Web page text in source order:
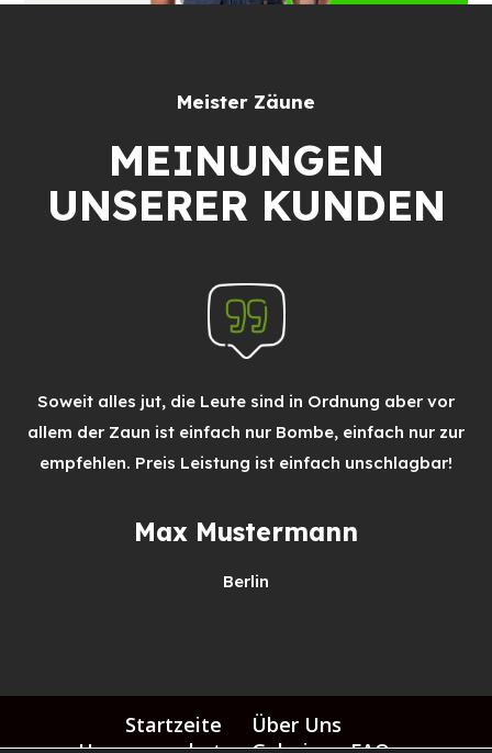
Meister Zäune
MEINUNGEN
UNSERER KUNDEN
Soweit alles jut, die Leute sind in Ordnung aber vor
allem der Zaun ist einfach nur Bombe, einfach nur zur
empfehlen. Preis Leistung ist einfach unschlagbar!
Max Mustermann
Berlin
Startzeite
Über Uns